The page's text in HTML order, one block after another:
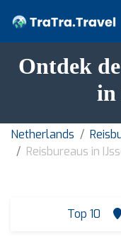
Ontdek
in
Netherlands
Reisbureaus in
Top 10